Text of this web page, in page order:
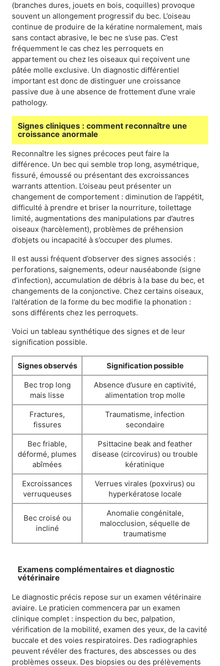
(branches dures, jouets en bois, coquilles) provoque
souvent un allongement progressif du bec. L’oiseau
continue de produire de la kératine normalement, mais
sans contact abrasive, le bec ne s’use pas. C’est
fréquemment le cas chez les perroquets en
appartement ou chez les oiseaux qui reçoivent une
pâtée molle exclusive. Un diagnostic différentiel
important est donc de distinguer une croissance
passive due à une absence de frottement d’une vraie
pathology.
Signes cliniques : comment reconnaître une
croissance anormale
Reconnaître les signes précoces peut faire la
différence. Un bec qui semble trop long, asymétrique,
fissuré, émoussé ou présentant des excroissances
warrants attention. L’oiseau peut présenter un
changement de comportement : diminution de l’appétit,
difficulté à prendre et briser la nourriture, toilettage
limité, augmentations des manipulations par d’autres
oiseaux (harcèlement), problèmes de préhension
d’objets ou incapacité à s’occuper des plumes.
Il est aussi fréquent d’observer des signes associés :
perforations, saignements, odeur nauséabonde (signe
d’infection), accumulation de débris à la base du bec, et
changements de la conjonctive. Chez certains oiseaux,
l’altération de la forme du bec modifie la phonation :
sons différents chez les perroquets.
Voici un tableau synthétique des signes et de leur
signification possible.
Signes observés Signification possible
Bec trop long
mais lisse
Absence d’usure en captivité,
alimentation trop molle
Fractures,
fissures
Traumatisme, infection
secondaire
Bec friable,
déformé, plumes
abîmées
Psittacine beak and feather
disease (circovirus) ou trouble
kératinique
Excroissances
verruqueuses
Verrues virales (poxvirus) ou
hyperkératose locale
Bec croisé ou
incliné
Anomalie congénitale,
malocclusion, séquelle de
traumatisme
Examens complémentaires et diagnostic
vétérinaire
Le diagnostic précis repose sur un examen vétérinaire
aviaire. Le praticien commencera par un examen
clinique complet : inspection du bec, palpation,
vérification de la mobilité, examen des yeux, de la cavité
buccale et des voies respiratoires. Des radiographies
peuvent révéler des fractures, des abscesses ou des
problèmes osseux. Des biopsies ou des prélèvements